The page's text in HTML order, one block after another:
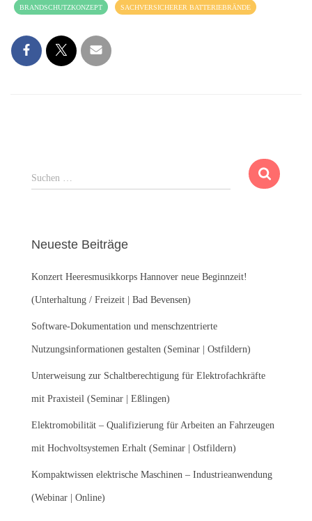
BRANDSCHUTZKONZEPT SACHVERSICHERER BATTERIEBRÄNDE
S
u
n
a
c
:
Suchen …
Neueste Beiträge
Konzert Heeresmusikkorps Hannover neue Beginnzeit!
(Unterhaltung / Freizeit | Bad Bevensen)
Software-Dokumentation und menschzentrierte
Nutzungsinformationen gestalten (Seminar | Ostfildern)
Unterweisung zur Schaltberechtigung für Elektrofachkräfte
mit Praxisteil (Seminar | Eßlingen)
Elektromobilität – Qualifizierung für Arbeiten an Fahrzeugen
mit Hochvoltsystemen Erhalt (Seminar | Ostfildern)
Kompaktwissen elektrische Maschinen – Industrieanwendung
(Webinar | Online)